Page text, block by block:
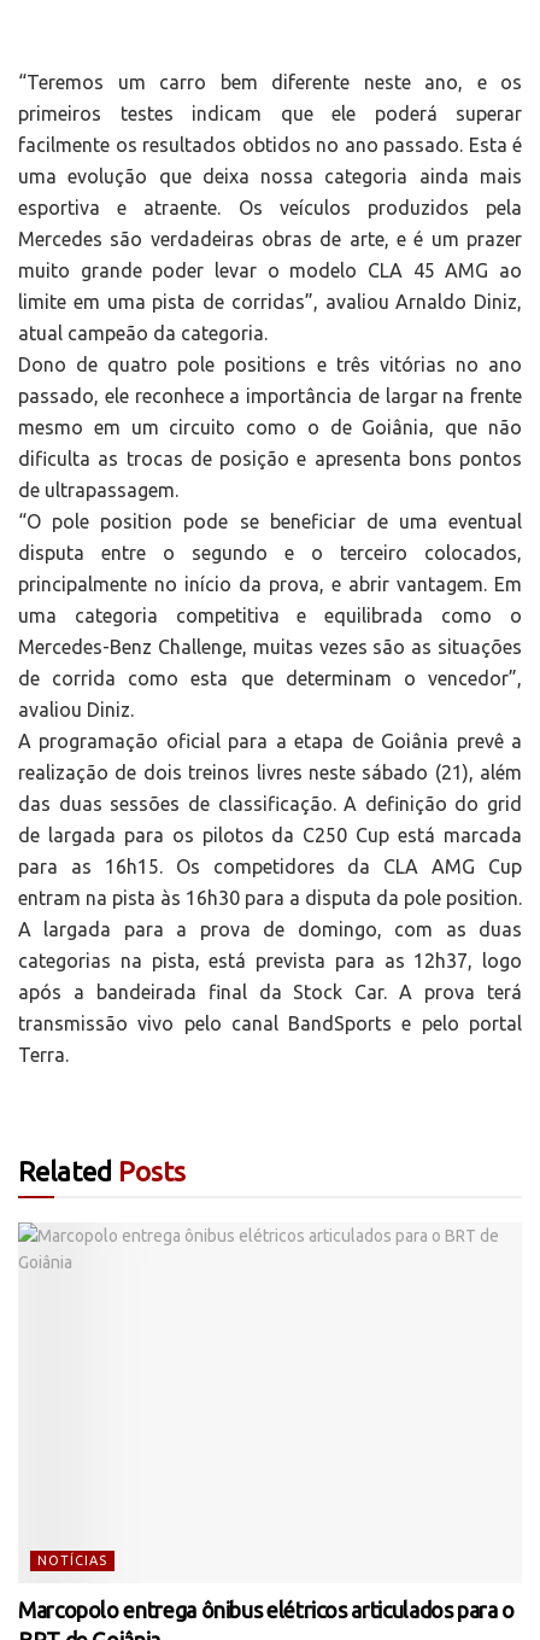
“Teremos um carro bem diferente neste ano, e os
primeiros testes indicam que ele poderá superar
facilmente os resultados obtidos no ano passado. Esta é
uma evolução que deixa nossa categoria ainda mais
esportiva e atraente. Os veículos produzidos pela
Mercedes são verdadeiras obras de arte, e é um prazer
muito grande poder levar o modelo CLA 45 AMG ao
limite em uma pista de corridas”, avaliou Arnaldo Diniz,
atual campeão da categoria.
Dono de quatro pole positions e três vitórias no ano
passado, ele reconhece a importância de largar na frente
mesmo em um circuito como o de Goiânia, que não
dificulta as trocas de posição e apresenta bons pontos
de ultrapassagem.
“O pole position pode se beneficiar de uma eventual
disputa entre o segundo e o terceiro colocados,
principalmente no início da prova, e abrir vantagem. Em
uma categoria competitiva e equilibrada como o
Mercedes-Benz Challenge, muitas vezes são as situações
de corrida como esta que determinam o vencedor”,
avaliou Diniz.
A programação oficial para a etapa de Goiânia prevê a
realização de dois treinos livres neste sábado (21), além
das duas sessões de classificação. A definição do grid
de largada para os pilotos da C250 Cup está marcada
para as 16h15. Os competidores da CLA AMG Cup
entram na pista às 16h30 para a disputa da pole position.
A largada para a prova de domingo, com as duas
categorias na pista, está prevista para as 12h37, logo
após a bandeirada final da Stock Car. A prova terá
transmissão vivo pelo canal BandSports e pelo portal
Terra.
Related Posts
NOTÍCIAS
Marcopolo entrega ônibus elétricos articulados para o